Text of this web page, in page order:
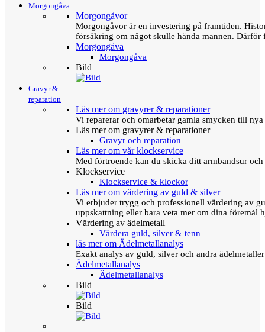
Morgongåva
Morgongåvor
Morgongåvor är en investering på framtiden.
försäkring om något skulle hända mannen.
Morgongåva
Morgongåva
Bild
Gravyr &
reparation
Läs mer om gravyrer & reparationer
Vi reparerar och omarbetar gamla smycken till
Läs mer om gravyrer & reparationer
Gravyr och reparation
Läs mer om vår klockservice
Med förtroende kan du skicka ditt armbandsur
Klockservice
Klockservice & klockor
Läs mer om värdering av guld & silver
Vi erbjuder trygg och professionell värdering av
uppskattning eller bara veta mer om dina föremål
Värdering av ädelmetall
Värdera guld, silver & tenn
läs mer om Ädelmetallanalys
Exakt analys av guld, silver och andra
Ädelmetallanalys
Ädelmetallanalys
Bild
Bild